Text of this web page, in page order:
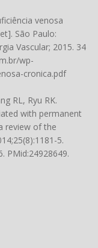
venosa
São Paulo:
Vascular; 2015. 34
wp-
cronica.pdf
RL, Ryu RK.
with permanent
review of the
5.
. PMid:24928649.